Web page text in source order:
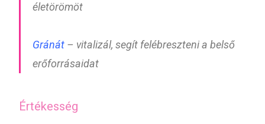
életörömöt
Gránát – vitalizál, segít felébreszteni a belső
erőforrásaidat
Értékesség